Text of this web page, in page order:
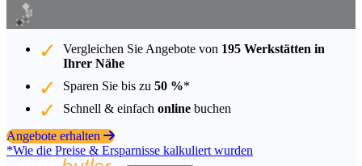
Vergleichen Sie Angebote von 195 Werkstätten in
Ihrer Nähe
Sparen Sie bis zu 50 %*
Schnell & einfach online buchen
Angebote erhalten
*Wie die Preise & Ersparnisse kalkuliert wurden